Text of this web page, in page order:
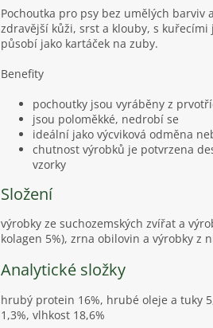
Pochoutka pro psy bez umělých barviv
zdravější kůži, srst a klouby, s
působí jako kartáček na zuby.
Benefity
pochoutky jsou vyráběny z
jsou poloměkké, nedrobí se
ideální jako výcviková odměna
chutnost výrobků je potvrzena
vzorky
Složení
výrobky ze suchozemských zvířat a
kolagen 5%), zrna obilovin a výrobky z
Analytické složky
hrubý protein 16%, hrubé oleje a tuky
1,3%, vlhkost 18,6%